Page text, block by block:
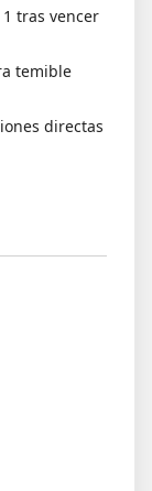
tras vencer
temible
directas